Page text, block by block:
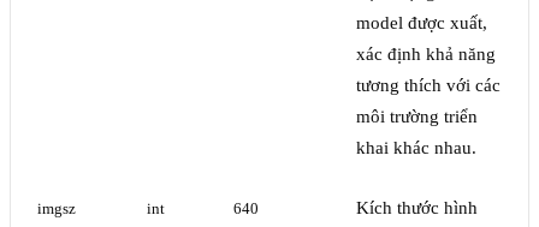
model được xuất,
xác định khả năng
tương thích với các
môi trường triển
khai khác nhau.
imgsz int 640
Kích thước hình